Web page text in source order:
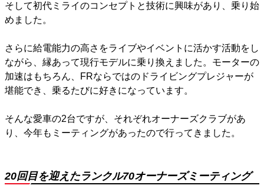
そして初代ミライのコンセプトと技術に興味があり、乗り始
めました。
さらに給電能力の高さをライブやイベントに活かす活動をし
ながら、縁あって現行モデルに乗り換えました。モーターの
加速はもちろん、FRならではのドライビングプレジャーが
堪能でき、乗るたびに好きになっています。
そんな愛車の2台ですが、それぞれオーナーズクラブがあ
り、今年もミーティングがあったので行ってきました。
20回目を迎えたランクル70オーナーズミーティング